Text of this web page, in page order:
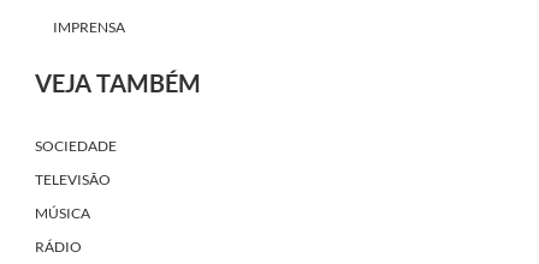
IMPRENSA
VEJA TAMBÉM
SOCIEDADE
TELEVISÃO
MÚSICA
RÁDIO